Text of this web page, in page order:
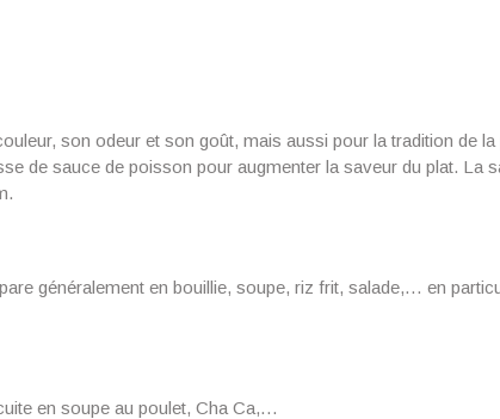
son odeur et son goût, mais aussi pour la tradition de
de sauce de poisson pour augmenter la saveur du plat. La
généralement en bouillie, soupe, riz frit, salade,… en
en soupe au poulet, Cha Ca,…